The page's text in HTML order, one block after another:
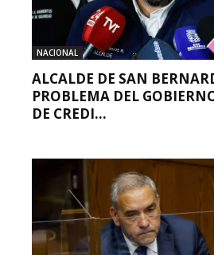
NACIONAL
ALCALDE DE SAN
PROBLEMA DEL
DE CREDI...